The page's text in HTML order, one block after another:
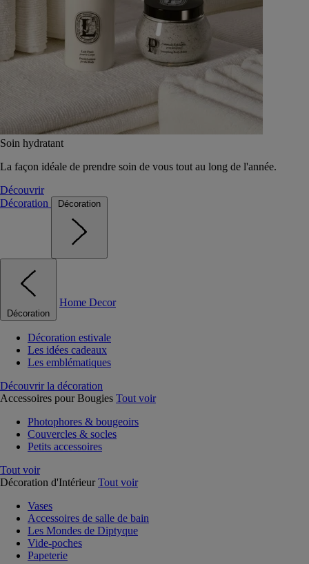
Soin hydratant
La façon idéale de prendre soin de vous tout au long de l'année.
Découvrir
Décoration
Décoration
Décoration
Home Decor
Décoration estivale
Les idées cadeaux
Les emblématiques
Découvrir la décoration
Accessoires pour Bougies Tout voir
Photophores & bougeoirs
Couvercles & socles
Petits accessoires
Tout voir
Décoration d'Intérieur Tout voir
Vases
Accessoires de salle de bain
Les Mondes de Diptyque
Vide-poches
Papeterie